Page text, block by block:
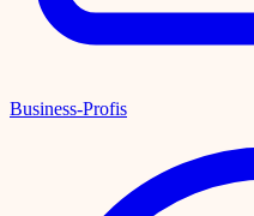
Business-Profis